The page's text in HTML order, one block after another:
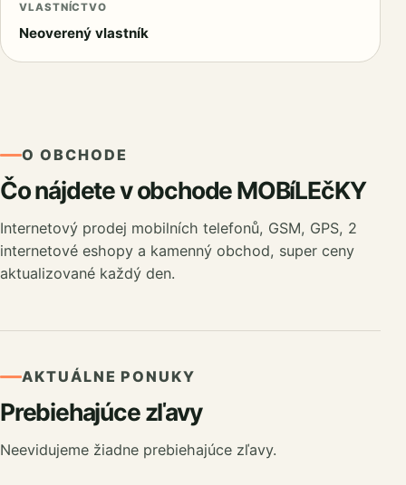
VLASTNÍCTVO
Neoverený vlastník
O OBCHODE
Čo nájdete v obchode MOBíLEčKY
Internetový prodej mobilních telefonů, GSM, GPS, 2
internetové eshopy a kamenný obchod, super ceny
aktualizované každý den.
AKTUÁLNE PONUKY
Prebiehajúce zľavy
Neevidujeme žiadne prebiehajúce zľavy.